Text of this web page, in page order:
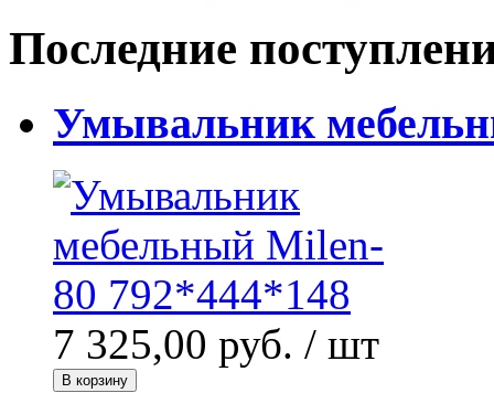
Последние
Умывальник
7 325,00 руб. / шт
В корзину